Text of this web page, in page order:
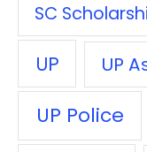
SC
UP UP
UP Police